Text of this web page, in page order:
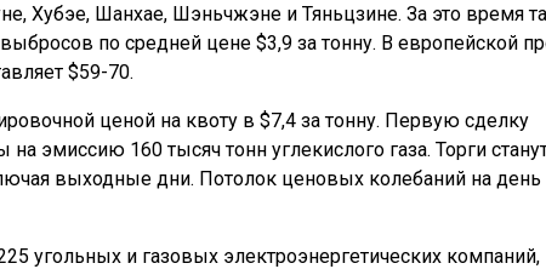
Хубэе, Шанхае, Шэньчжэне и Тяньцзине. За это время
по средней цене $3,9 за тонну. В европейской
$59-70.
ценой на квоту в $7,4 за тонну. Первую сделку
эмиссию 160 тысяч тонн углекислого газа. Торги
выходные дни. Потолок ценовых колебаний на день
угольных и газовых электроэнергетических компаний,